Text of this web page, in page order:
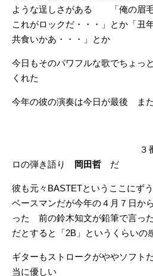
ような逞しさがある 「俺の眉毛
これがロックだ・・・」とか「丑
共食いかあ・・・」とか
今日もそのパワフルな歌でちょっ
くれた
今年の彼の演奏は今日が最後 ま
３
ロの弾き語り
岡田哲 だ
彼も元々BASTETというここにず
ベースマンだが今年の４月７日か
った 前の鈴木知文が鉛筆で言っ
だとすると「2B」というくらいの
ギターもストロークがややソフト
当に優しい